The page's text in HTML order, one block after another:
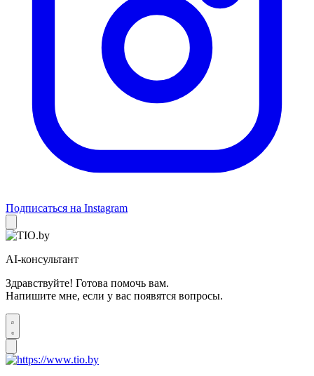
Подписаться на Instagram
AI-консультант
Здравствуйте! Готова помочь вам.
Напишите мне, если у вас появятся вопросы.